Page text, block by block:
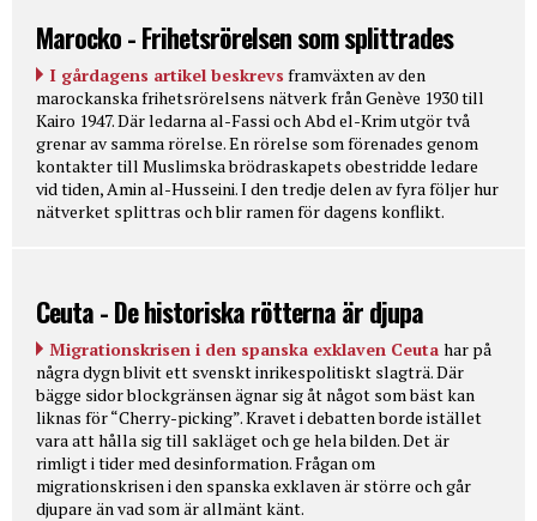
Marocko - Frihetsrörelsen som splittrades
I gårdagens artikel beskrevs framväxten av den
marockanska frihetsrörelsens nätverk från Genève 1930 till
Kairo 1947. Där ledarna al-Fassi och Abd el-Krim utgör två
grenar av samma rörelse. En rörelse som förenades genom
kontakter till Muslimska brödraskapets obestridde ledare
vid tiden, Amin al-Husseini. I den tredje delen av fyra följer hur
nätverket splittras och blir ramen för dagens konflikt.
Ceuta - De historiska rötterna är djupa
Migrationskrisen i den spanska exklaven Ceuta har på
några dygn blivit ett svenskt inrikespolitiskt slagträ. Där
bägge sidor blockgränsen ägnar sig åt något som bäst kan
liknas för “Cherry-picking”. Kravet i debatten borde istället
vara att hålla sig till sakläget och ge hela bilden. Det är
rimligt i tider med desinformation. Frågan om
migrationskrisen i den spanska exklaven är större och går
djupare än vad som är allmänt känt.